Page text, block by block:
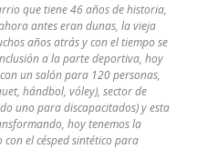
que tiene 46 años de historia,
antes eran dunas, la vieja
años atrás y con el tiempo se
a la parte deportiva, hoy
un salón para 120 personas,
hándbol, vóley), sector de
uno para discapacitados) y esta
hoy tenemos la
el césped sintético para